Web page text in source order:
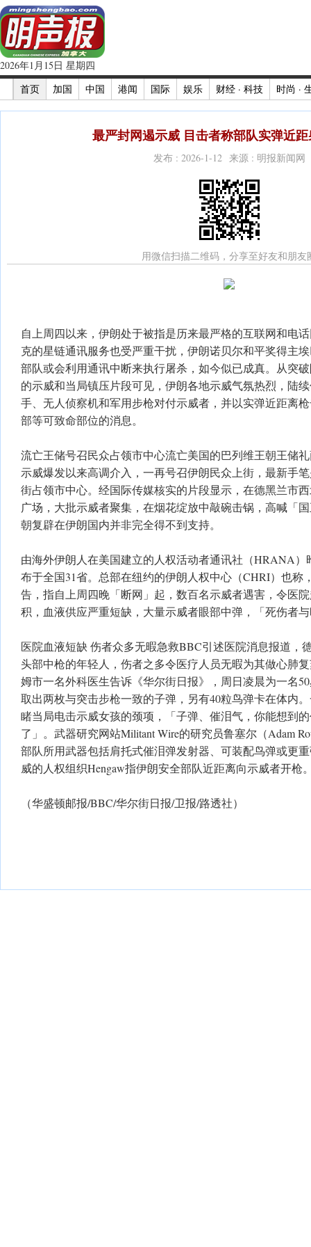
2026年1月15日 星期四
首页
加国 中国 港闻 国际 娱乐 财经 · 科技 时尚 ·
最严封网遏示威 目击者称部队实弹近
发布 : 2026-1-12 来源 : 明报新闻网
用微信扫描二维码，分享至好友和朋友
自上周四以来，伊朗处于被指是历来最严格的互联网和电
克的星链通讯服务也受严重干扰，伊朗诺贝尔和平奖得主
部队或会利用通讯中断来执行屠杀，如今似已成真。从突
的示威和当局镇压片段可见，伊朗各地示威气氛热烈，陆
手、无人侦察机和军用步枪对付示威者，并以实弹近距离
部等可致命部位的消息。
流亡王储号召民众占领市中心流亡美国的巴列维王朝王储礼
示威爆发以来高调介入，一再号召伊朗民众上街，最新手
街占领市中心。经国际传媒核实的片段显示，在德黑兰市
广场，大批示威者聚集，在烟花绽放中敲碗击锅，高喊「
朝复辟在伊朗国内并非完全得不到支持。
由海外伊朗人在美国建立的人权活动者通讯社（HRANA）
布于全国31省。总部在纽约的伊朗人权中心（CHRI）也称
告，指自上周四晚「断网」起，数百名示威者遇害，令医
积，血液供应严重短缺，大量示威者眼部中弹，「死伤者
医院血液短缺 伤者众多无暇急救BBC引述医院消息报道，
头部中枪的年轻人，伤者之多令医疗人员无暇为其做心肺
姆市一名外科医生告诉《华尔街日报》，周日凌晨为一名
取出两枚与突击步枪一致的子弹，另有40粒鸟弹卡在体内
睹当局电击示威女孩的颈项，「子弹、催泪气，你能想到
了」。武器研究网站Militant Wire的研究员鲁塞尔（Adam
部队所用武器包括肩托式催泪弹发射器、可装配鸟弹或更
威的人权组织Hengaw指伊朗安全部队近距离向示威者开枪
（华盛顿邮报/BBC/华尔街日报/卫报/路透社）